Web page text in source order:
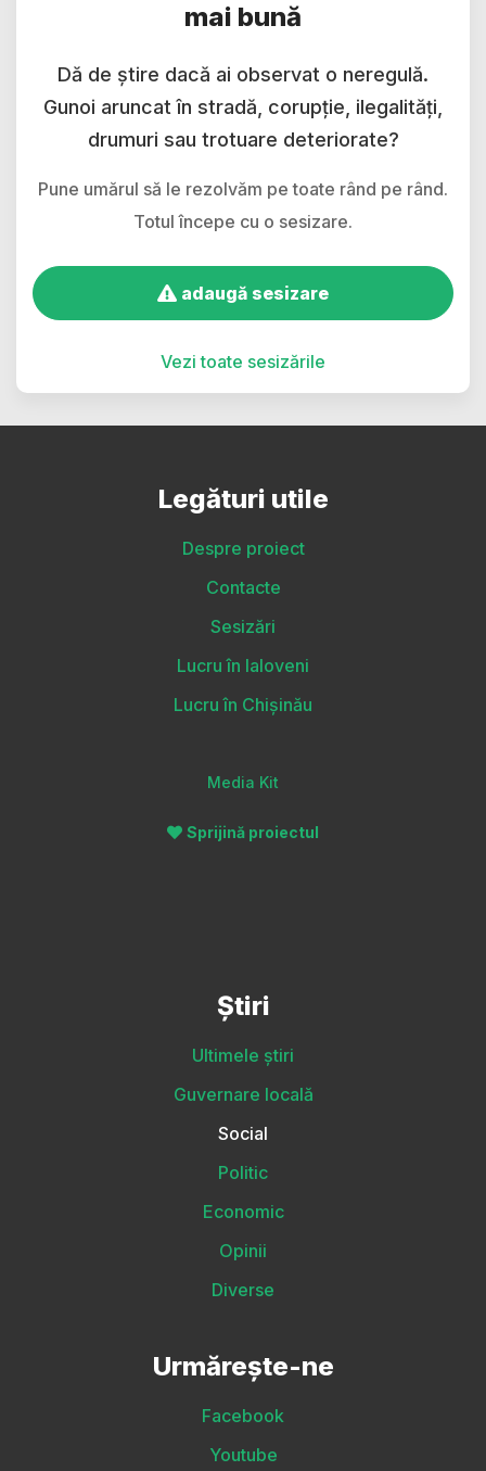
mai bună
Dă de știre dacă ai observat o neregulă.
Gunoi aruncat în stradă, corupție, ilegalități,
drumuri sau trotuare deteriorate?
Pune umărul să le rezolvăm pe toate rând pe rând.
Totul începe cu o sesizare.
adaugă sesizare
Vezi toate sesizările
Legături utile
Despre proiect
Contacte
Sesizări
Lucru în Ialoveni
Lucru în Chișinău
Media Kit
Sprijină proiectul
Știri
Ultimele știri
Guvernare locală
Social
Politic
Economic
Opinii
Diverse
Urmărește-ne
Facebook
Youtube